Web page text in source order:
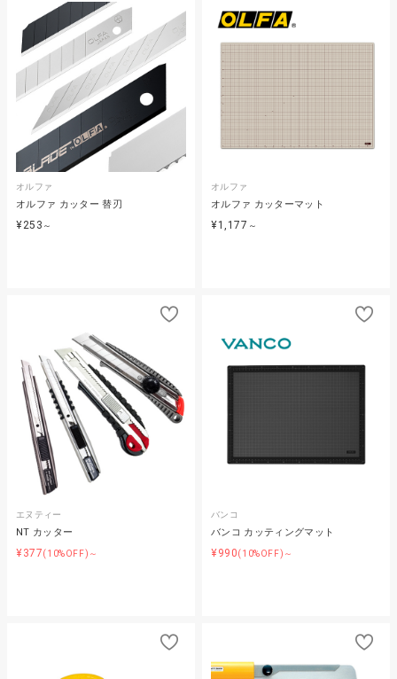
オルファ
オルファ カッター 替刃
¥253 ～
オルファ
オルファ カッターマット
¥1,177 ～
エヌティー
NT カッター
¥377(10%OFF)～
バンコ
バンコ カッティングマット
¥990(10%OFF)～